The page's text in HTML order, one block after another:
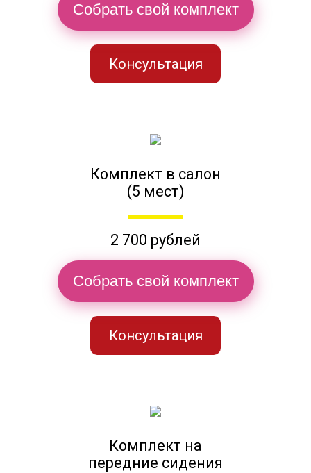
Собрать свой комплект
Консультация
Комплект в салон
(5 мест)
2 700 рублей
Собрать свой комплект
Консультация
Комплект на
передние сидения